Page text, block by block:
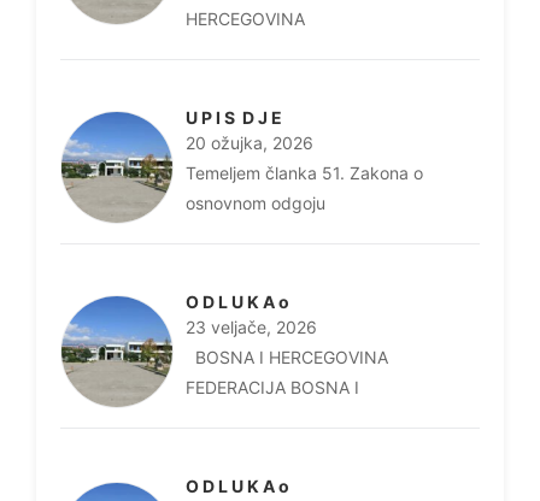
HERCEGOVINA
U P I S D J E
20 ožujka, 2026
Temeljem članka 51. Zakona o
osnovnom odgoju
O D L U K A o
23 veljače, 2026
BOSNA I HERCEGOVINA
FEDERACIJA BOSNA I
O D L U K A o